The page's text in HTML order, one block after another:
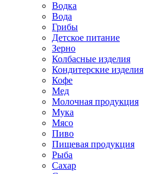
Водка
Вода
Грибы
Детское питание
Зерно
Колбасные изделия
Кондитерские изделия
Кофе
Мед
Молочная продукция
Мука
Мясо
Пиво
Пищевая продукция
Рыба
Сахар